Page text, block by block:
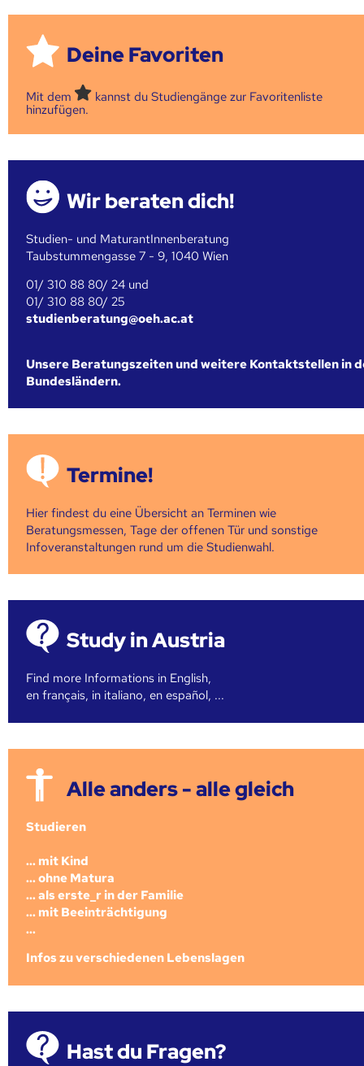
Deine Favoriten
Mit dem
kannst du Studiengänge zur Favoritenliste
hinzufügen.
Wir beraten dich!
Studien- und MaturantInnenberatung
Taubstummengasse 7 - 9, 1040 Wien
01/ 310 88 80/ 24 und
01/ 310 88 80/ 25
studienberatung@oeh.ac.at
Unsere Beratungszeiten und weitere Kontaktstellen in
Bundesländern.
Termine!
Hier findest du eine Übersicht an Terminen wie
Beratungsmessen, Tage der offenen Tür und sonstige
Infoveranstaltungen rund um die Studienwahl.
Study in Austria
Find more Informations in English,
en français, in italiano, en español, ...
Alle anders - alle gleich
Studieren
... mit Kind
... ohne Matura
... als erste_r in der Familie
... mit Beeinträchtigung
...
Infos zu verschiedenen Lebenslagen
Hast du Fragen?